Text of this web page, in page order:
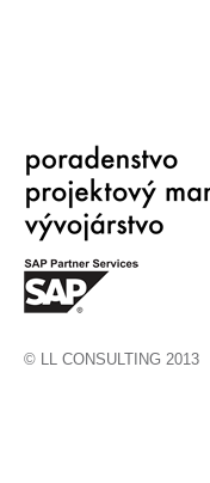
© LL CONSULTING 2013